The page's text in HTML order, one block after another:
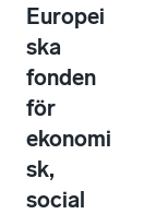
Europei
ska
fonden
för
ekonomi
sk,
social